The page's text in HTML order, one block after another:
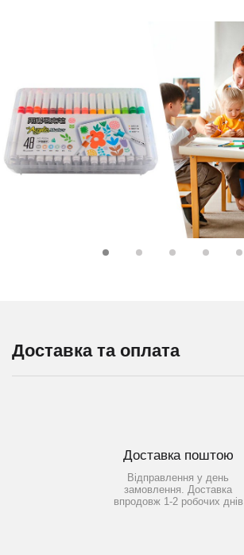
Доставка та оплата
Доставка поштою
Відправлення у день
замовлення. Доставка
впродовж 1-2 робочих днів